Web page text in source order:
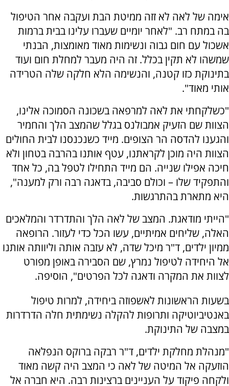
אימה של לאה לא זזה ממיטת הבת ועקבה אחר הטיפול
בה במתח רב. "לאחר יומיים שעברו עלינו בבית ברמות
אשכול עם חום גבוה ונשימות מאוד מאומצות, הבנתי
שמשהו לא תקין בכלל. זה היה מעבר למחלת חום ועוד
בתינוקת כזו קטנה, והנשימה הלא חלקה שלה הטרידה
אותי מאוד".
"כשלקחתי את לאה למרפאה בשכונה הסמוכה אלינו,
הצוות שם הזעיק אמבולנס בגלל שהמצב הלך והחמיר
והגענו להדסה הר הצופים. מייד כשנכנסנו לבית החולים
הצוות היה מוכן לקראתנו, עטף אותנו בהרבה בטחון ולא
חיכה אפילו שנייה. הם מייד התחילו לטפל בה, כל אחד
והתפקיד שלו – וכולם סביבה, בדאגה רבה ורק למענה",
היא מתארת בהתרגשות.
"הייתי מודאגת. המצב של לאה הלך והתדרדר והמלאכים
האלה, שליחים אמיתיים, עשו הכל כדי לעזור. הרופאה
ממיון ילדים, ד"ר מיכל שדה, לא עזבה אותה וליוותה אותנו
אל היחידה לטיפול נמרץ, שם הסבירה באופן מפורט
לצוות את המקרה ודאגה לכל הפרטים", הוסיפה.
בשעות הראשונות לאשפוזה ביחידה, למרות טיפול
באנטיביוטיקה ותרופות להקלה נשימתית חלה הדרדרות
במצבה של התינוקת.
"מנהלת מחלקת ילדים, ד"ר רבקה ברוקס הנפלאה
הוזעקה אל המיטה של לאה כי המצב היה קשה מאוד
ולקחה פיקוד על העניינים ברצינות רבה. היא חברה אל